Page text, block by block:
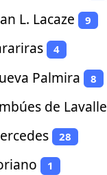
L. Lacaze 9
4
Palmira 8
de Lavalle
28
1